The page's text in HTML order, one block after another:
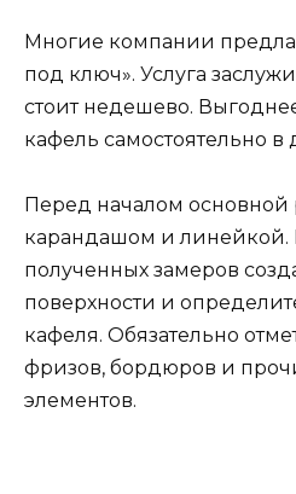
Многие компании
под ключ». Услуга
стоит недешево.
кафель самостоятельно
Перед началом основной
карандашом и линейкой.
полученных замеров
поверхности и
кафеля. Обязательно
фризов, бордюров и
элементов.